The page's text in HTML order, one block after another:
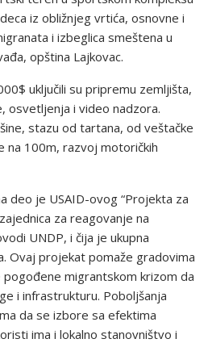
iz obližnjeg vrtića, osnovne i
i izbeglica smeštena u
opština Lajkovac.
uključili su pripremu zemljišta,
osvetljenja i video nadzora.
stazu od tartana, od veštačke
na 100m, razvoj motoričkih
deo je USAID-ovog “Projekta za
za reagovanje na
UNDP, i čija je ukupna
Ovaj projekat pomaže gradovima
pogođene migrantskom krizom da
i infrastrukturu. Poboljšanja
da se izbore sa efektima
ima i lokalno stanovništvo i